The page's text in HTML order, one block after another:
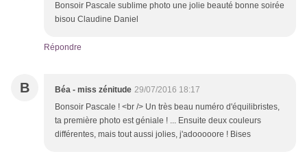
Bonsoir Pascale sublime photo une jolie beauté bonne soirée
bisou Claudine Daniel
Répondre
B Béa - miss zénitude 29/07/2016 18:17
Bonsoir Pascale ! <br /> Un très beau numéro d'équilibristes,
ta première photo est géniale ! ... Ensuite deux couleurs
différentes, mais tout aussi jolies, j'adooooore ! Bises